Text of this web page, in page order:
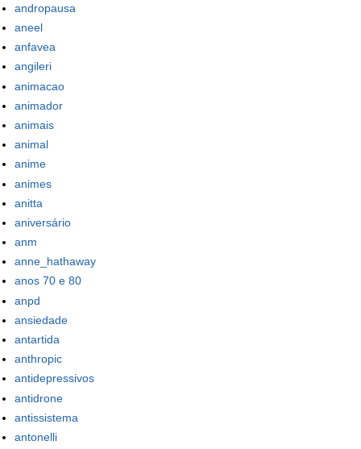
andropausa
aneel
anfavea
angileri
animacao
animador
animais
animal
anime
animes
anitta
aniversário
anm
anne_hathaway
anos 70 e 80
anpd
ansiedade
antartida
anthropic
antidepressivos
antidrone
antissistema
antonelli